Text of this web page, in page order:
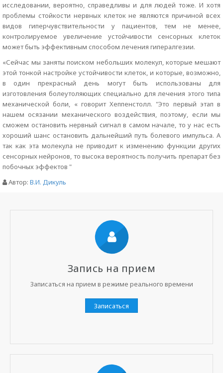
исследовании, вероятно, справедливы и для людей тоже. И хотя
проблемы стойкости нервных клеток не являются причиной всех
видов гиперчувствительности у пациентов, тем не менее,
контролируемое увеличение устойчивости сенсорных клеток
может быть эффективным способом лечения гипералгезии.
«Сейчас мы заняты поиском небольших молекул, которые мешают
этой тонкой настройке устойчивости клеток, и которые, возможно,
в один прекрасный день могут быть использованы для
изготовления болеутоляющих специально для лечения этого типа
механической боли, « говорит Хеппенстолл. "Это первый этап в
нашем осязании механического воздействия, поэтому, если мы
сможем остановить нервный сигнал в самом начале, то у нас есть
хороший шанс остановить дальнейший путь болевого импульса. А
так как эта молекула не приводит к изменению функции других
сенсорных нейронов, то высока вероятность получить препарат без
побочных эффектов "
Автор: В.И. Дикуль
Запись на прием
Записаться на прием в режиме реального времени
Записаться